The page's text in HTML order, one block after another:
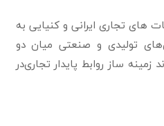
های تجاری ایرانی و کنیایی به
تولیدی و صنعتی میان دو
ساز روابط پایدار تجاری‌در